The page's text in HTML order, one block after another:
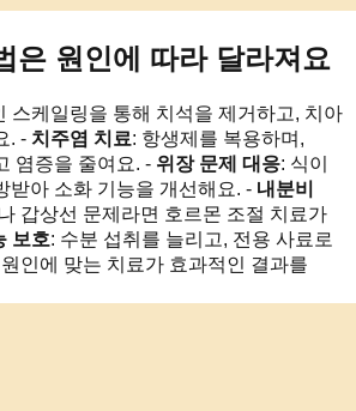
은 원인에 따라 달라져요
스케일링을 통해 치석을 제거하고, 치아
. - 치주염 치료: 항생제를 복용하며,
염증을 줄여요. - 위장 문제 대응: 식이
받아 소화 기능을 개선해요. - 내분비
갑상선 문제라면 호르몬 조절 치료가
보호: 수분 섭취를 늘리고, 전용 사료로
인에 맞는 치료가 효과적인 결과를